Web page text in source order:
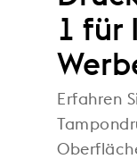
1 für
Erfahren